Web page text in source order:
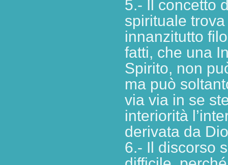
5.- Il concetto
spirituale
innanzitutto
fatti, che una
Spirito, non
ma può
via via in se
interiorità
derivata da
6.- Il discorso